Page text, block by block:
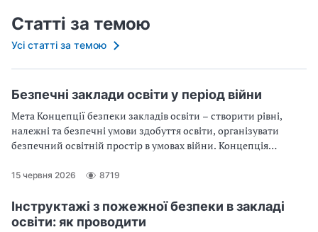
Статті за темою
Усі статті за темою
Безпечні заклади освіти у період війни
Мета Концепції безпеки закладів освіти – створити рівні,
належні та безпечні умови здобуття освіти, організувати
безпечний освітній простір в умовах війни. Концепція
положення.
15 червня 2026 8719
Інструктажі з пожежної безпеки в закладі
освіти: як проводити